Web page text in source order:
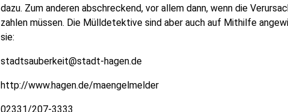
dazu. Zum anderen abschreckend, vor allem dann, wenn die
zahlen müssen. Die Mülldetektive sind aber auch auf Mithilfe
sie:
stadtsauberkeit@stadt-hagen.de
http://www.hagen.de/maengelmelder
02331/207-3333